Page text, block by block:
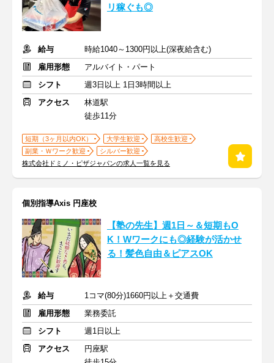
リ稼ぐも◎
給与
時給1040～1300円以上(深夜給含む)
雇用形態
アルバイト・パート
シフト
週3日以上 1日3時間以上
アクセス
林道駅
徒歩11分
短期（3ヶ月以内OK） 大学生歓迎
高校生歓迎
副業・Ｗワーク歓迎
シルバー歓迎
株式会社ドミノ・ピザジャパンの求人一覧を見る
個別指導Axis 円座校
【塾の先生】週1日～＆短期もO
K！Wワークにも◎経験が活かせ
る！髪色自由＆ピアスOK
給与
1コマ(80分)1660円以上＋交通費
雇用形態
業務委託
シフト
週1日以上
アクセス
円座駅